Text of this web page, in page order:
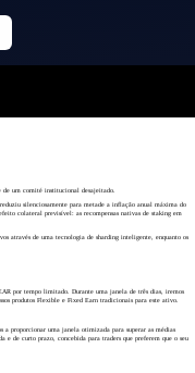
de um comité institucional desajeitado.
silenciosamente para metade a inflação anual máxima do
colateral previsível: as recompensas nativas de staking em
através de uma tecnologia de sharding inteligente, enquanto os
por tempo limitado. Durante uma janela de três dias, iremos
produtos Flexible e Fixed Earn tradicionais para este ativo.
a proporcionar uma janela otimizada para superar as médias
e de curto prazo, concebida para traders que preferem que o seu